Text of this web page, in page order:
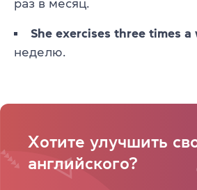
раз в месяц.
She exercises three times a
неделю.
Хотите улучшить
английского?